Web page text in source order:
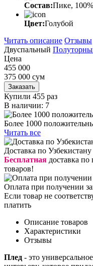
Состав:Пике,
Цвет:Голубой
Читать описание Отзывы
Двуспальный
Цена
455 000
375 000 сум
Заказать
Купили 455 раз
В наличии: 7
Более 1000
Читать все
Доставка по
Бесплатная доставка по
товаров!
Оплата при получении
Если товар не
платить
Описание товаров
Характеристики
Отзывы
Плед - это